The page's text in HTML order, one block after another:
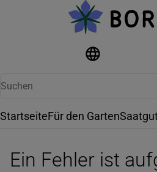
StartseiteFür den Garten
Ein Fehler ist